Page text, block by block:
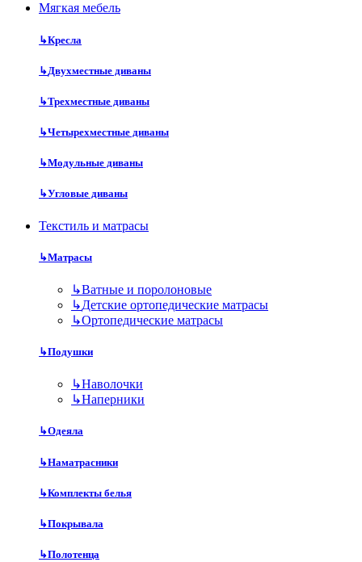
Мягкая мебель
↳Кресла
↳Двухместные диваны
↳Трехместные диваны
↳Четырехместные диваны
↳Модульные диваны
↳Угловые диваны
Текстиль и матрасы
↳Матрасы
↳Ватные и поролоновые
↳Детские ортопедические матрасы
↳Ортопедические матрасы
↳Подушки
↳Наволочки
↳Наперники
↳Одеяла
↳Наматрасники
↳Комплекты белья
↳Покрывала
↳Полотенца